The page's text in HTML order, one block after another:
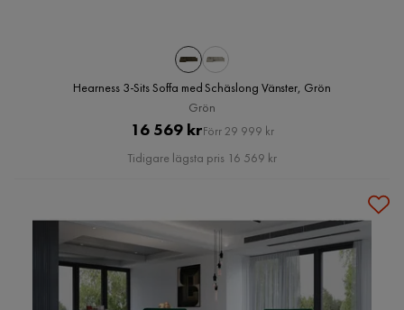
Hearness 3-Sits Soffa med Schäslong Vänster, Grön
Grön
Pris
16 569 krOriginal
Pris
Förr 29 999 kr
Tidigare lägsta pris 16 569 kr